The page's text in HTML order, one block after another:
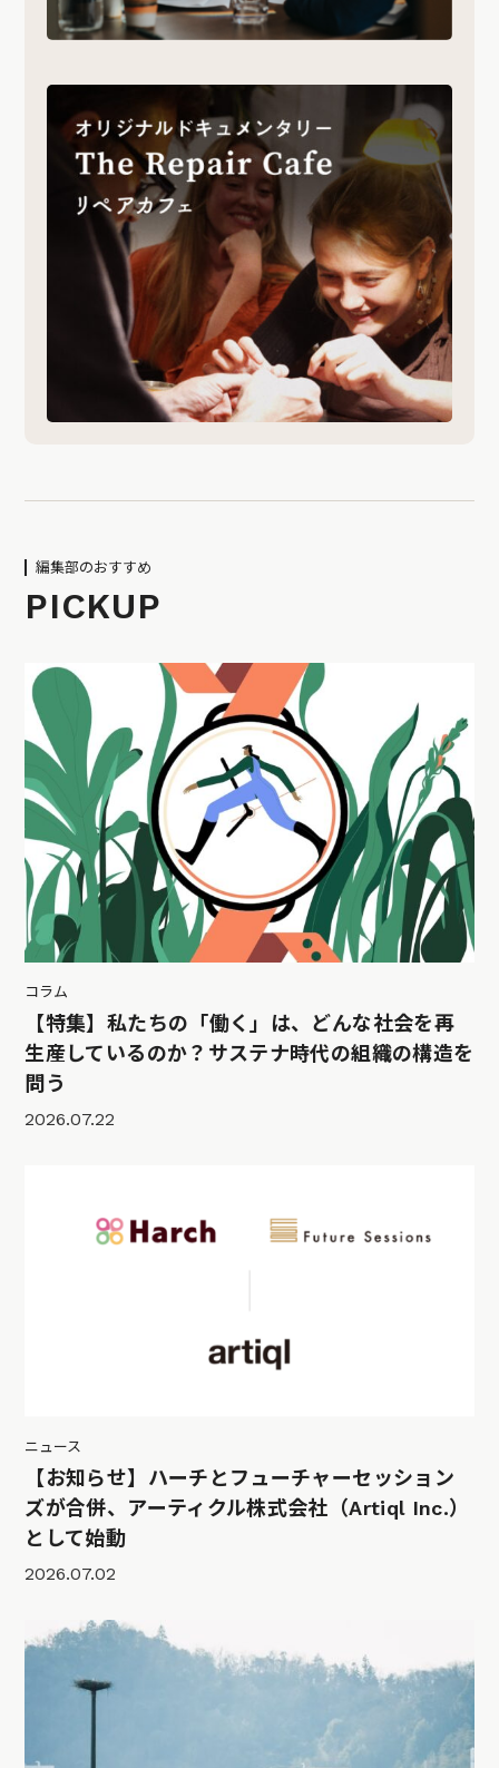
編集部のおすすめ
PICKUP
コラム
【特集】私たちの「働く」は、どんな社会を再
生産しているのか？サステナ時代の組織の構造を
問う
2026.07.22
ニュース
【お知らせ】ハーチとフューチャーセッション
ズが合併、アーティクル株式会社（Artiql Inc.）
として始動
2026.07.02